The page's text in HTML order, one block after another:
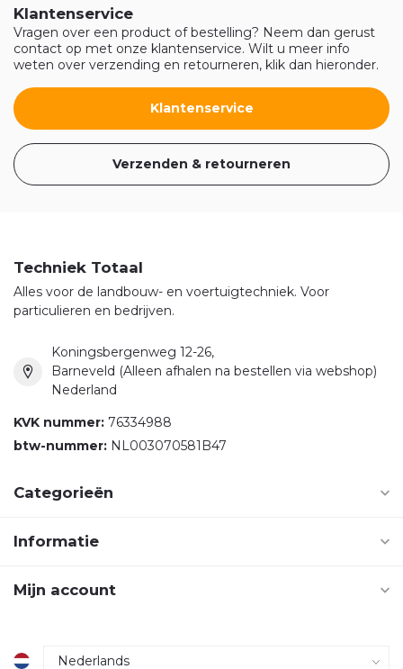
Klantenservice
Vragen over een product of bestelling? Neem dan gerust
contact op met onze klantenservice. Wilt u meer info
weten over verzending en retourneren, klik dan hieronder.
Klantenservice
Verzenden & retourneren
Techniek Totaal
Alles voor de landbouw- en voertuigtechniek. Voor
particulieren en bedrijven.
Koningsbergenweg 12-26,
Barneveld (Alleen afhalen na bestellen via webshop)
Nederland
KVK nummer: 76334988
btw-nummer: NL003070581B47
Categorieën
Informatie
Mijn account